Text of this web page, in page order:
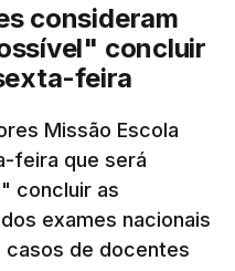
consideram
concluir
feira
Missão Escola
feira que será
concluir as
exames nacionais
de docentes